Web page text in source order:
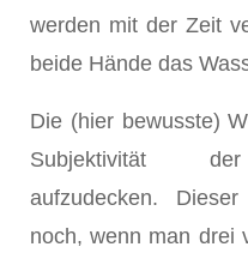
werden mit der Zeit
beide Hände das
Die (hier bewusste)
Subjektivität der
aufzudecken.
noch, wenn man drei